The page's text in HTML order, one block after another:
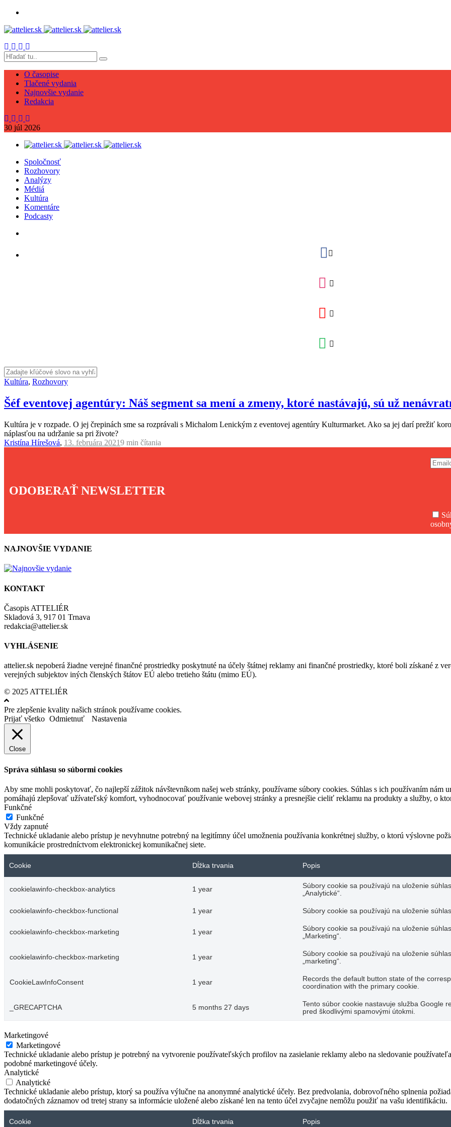
O časopise
Tlačené vydania
Najnovšie vydanie
Redakcia
30 júl 2026
Spoločnosť
Rozhovory
Analýzy
Médiá
Kultúra
Komentáre
Podcasty
Kultúra, Rozhovory
Šéf eventovej agentúry: Náš segment sa mení a zmeny, ktoré nastávajú, sú už
Kultúra je v rozpade. O jej črepinách sme sa rozprávali s Michalom Lenickým z eventovej agentúry Kulturmarket. Ako sa jej darí prežiť
náplasťou na udržanie sa pri živote?
Kristína Hírešová, 13. februára 20219 min čítania
ODOBERAŤ NEWSLETTER
NAJNOVŠIE VYDANIE
KONTAKT
Časopis ATTELIÉR
Skladová 3, 917 01 Trnava
redakcia@attelier.sk
VYHLÁSENIE
attelier.sk nepoberá žiadne verejné finančné prostriedky poskytnuté na účely štátnej reklamy ani finančné prostriedky, ktoré boli získané z
verejných subjektov iných členských štátov EÚ alebo tretieho štátu (mimo EÚ).
© 2025 ATTELIÉR
Pre zlepšenie kvality našich stránok používame cookies.
Prijať všetko Odmietnuť Nastavenia
Close
Správa súhlasu so súbormi cookies
Aby sme mohli poskytovať, čo najlepší zážitok návštevníkom našej web stránky, používame súbory cookies. Súhlas s ich používaním nám
pomáhajú zlepšovať užívateľský komfort, vyhodnocovať používanie webovej stránky a presnejšie cieliť reklamu na produkty a služby, o
Funkčné
Funkčné
Vždy zapnuté
Technické ukladanie alebo prístup je nevyhnutne potrebný na legitímny účel umožnenia používania konkrétnej služby, o ktorú výslovne
komunikácie prostredníctvom elektronickej komunikačnej siete.
Cookie Dĺžka trvania Popis
cookielawinfo-checkbox-analytics 1 year
Súbory cookie sa používajú na uloženie
„Analytické“.
cookielawinfo-checkbox-functional 1 year Súbory cookie sa používajú na uloženie
cookielawinfo-checkbox-marketing 1 year
Súbory cookie sa používajú na uloženie
„Marketing“.
cookielawinfo-checkbox-marketing 1 year
Súbory cookie sa používajú na uloženie
„marketing“.
CookieLawInfoConsent 1 year
Records the default button state of the
coordination with the primary cookie.
_GRECAPTCHA 5 months 27 days
Tento súbor cookie nastavuje služba Google
pred škodlivými spamovými útokmi.
Marketingové
Marketingové
Technické ukladanie alebo prístup je potrebný na vytvorenie používateľských profilov na zasielanie reklamy alebo na sledovanie
podobné marketingové účely.
Analytické
Analytické
Technické ukladanie alebo prístup, ktorý sa používa výlučne na anonymné analytické účely. Bez predvolania, dobrovoľného splnenia
dodatočných záznamov od tretej strany sa informácie uložené alebo získané len na tento účel zvyčajne nemôžu použiť na vašu identifikáciu.
Cookie Dĺžka trvania Popis